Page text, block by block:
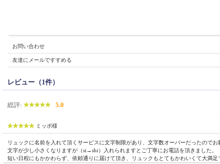
お問い合わせ
友達にメールですすめる
レビュー（1件）
総評: 5.0
ミッポ様
リュックに名前を入れて頂くサービスに文字制限があり、文字数オーバーだったので
文字が少し小さくなりますが（si→shi）入れられますとご丁寧にお電話を頂きました。
短い日程にもかかわらず、依頼通りに届けて頂き、リュックもとてもかわいくて大満足